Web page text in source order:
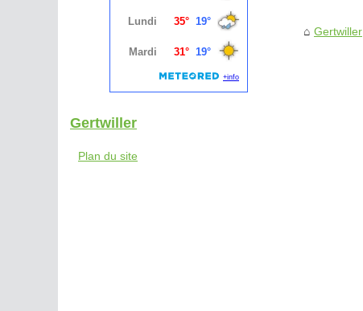
Gertwiller
Gertwiller
Plan du site